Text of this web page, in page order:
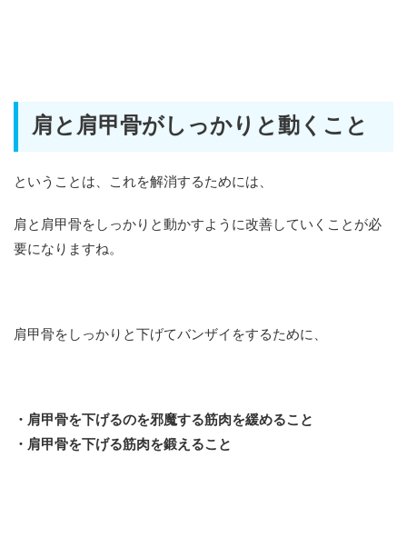
肩と肩甲骨がしっかりと動くこと
ということは、これを解消するためには、
肩と肩甲骨をしっかりと動かすように改善していくことが必
要になりますね。
肩甲骨をしっかりと下げてバンザイをするために、
・肩甲骨を下げるのを邪魔する筋肉を緩めること
・肩甲骨を下げる筋肉を鍛えること